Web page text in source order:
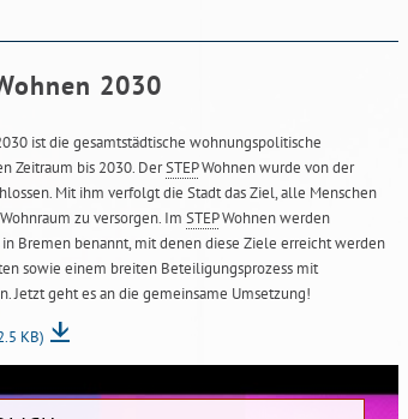
2030
ist die gesamtstädtische wohnungspolitische
Zeitraum bis 2030. DerSTEPWohnen wurde von der
Mit ihm verfolgt die Stadt das Ziel, alle Menschen
zu versorgen. Im STEPWohnen werden
Bremen benannt, mit denen diese Ziele erreicht werden
sowie einem breiten Beteiligungsprozess mit
Jetzt geht es an die gemeinsame Umsetzung!
KB)